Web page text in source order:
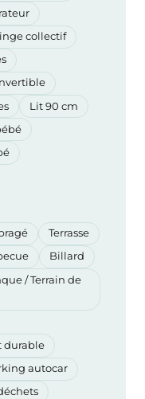
collectif
Lit 90 cm
Terrasse
Billard
/ Terrain de
durable
autocar